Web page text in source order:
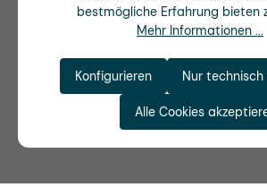
bestmögliche Erfahrung bieten
Mehr Informationen ...
Nur
Konfigurieren
Alle Cookies